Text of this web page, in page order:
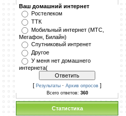
Ваш домашний интернет
Ростелеком
ТТК
Мобильный интернет (МТС,
Мегафон, Билайн)
Спутниковый интренет
Другое
У меня нет домашнего
интернета(
[ Результаты · Архив опросов ]
Всего ответов: 360
Статистика